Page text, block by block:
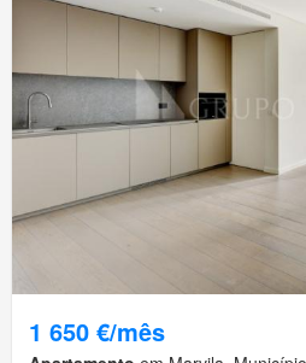
1 650 €/mês